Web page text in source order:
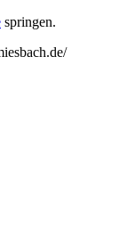
springen.